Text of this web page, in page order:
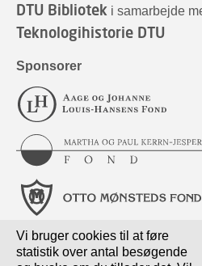
DTU Bibliotek i samarbejde
Teknologihistorie DTU
Sponsorer
Vi bruger cookies til at føre
statistik over antal besøgende